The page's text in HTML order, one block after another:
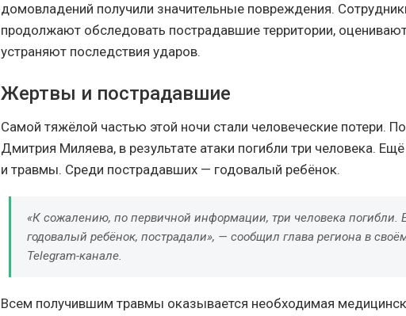
домовладений получили значительные повреждения.
продолжают обследовать пострадавшие территории,
устраняют последствия ударов.
Жертвы и пострадавшие
Самой тяжёлой частью этой ночи стали человеческие потери.
Дмитрия Миляева, в результате атаки погибли три человека.
и травмы. Среди пострадавших — годовалый ребёнок.
«К сожалению, по первичной информации, три человека погибли.
годовалый ребёнок, пострадали», — сообщил глава региона в
Telegram-канале.
Всем получившим травмы оказывается необходимая